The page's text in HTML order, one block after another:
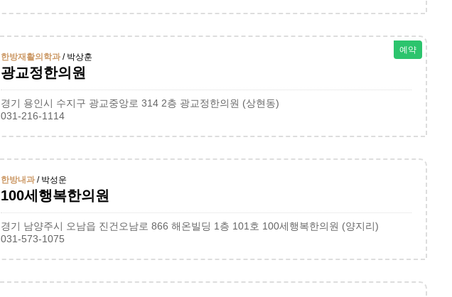
한방재활의학과/ 박상훈
광교정한의원
예약
경기 용인시 수지구 광교중앙로 314 2층 광교정한의원 (상현동)
031-216-1114
한방내과/ 박성운
100세행복한의원
경기 남양주시 오남읍 진건오남로 866 해온빌딩 1층 101호 100세행복한의원 (양지리)
031-573-1075